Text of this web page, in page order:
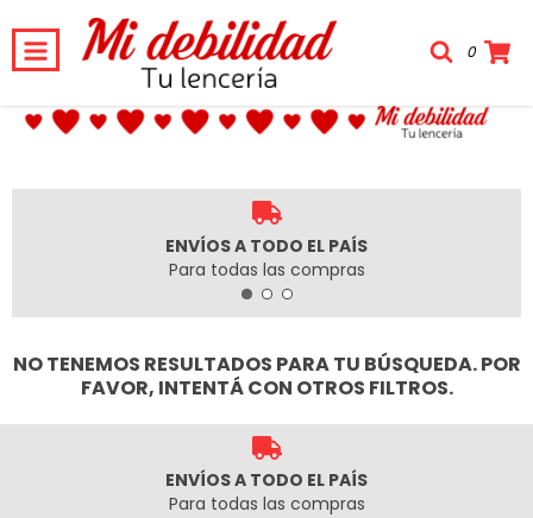
0
ENVÍOS A TODO EL PAÍS
Para todas las compras
NO TENEMOS RESULTADOS PARA TU BÚSQUEDA. POR
FAVOR, INTENTÁ CON OTROS FILTROS.
ENVÍOS A TODO EL PAÍS
Para todas las compras